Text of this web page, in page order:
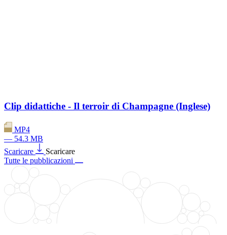
Clip didattiche - Il terroir di Champagne (Inglese)
MP4
— 54.3 MB
Scaricare
Scaricare
Tutte le pubblicazioni